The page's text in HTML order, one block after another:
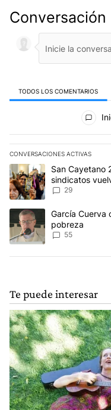
Conversación
TODOS LOS COMENTARIOS
Todos los
CONVERSACIONES ACTIVAS
Este listado muestra los
Un artículo de tendencia
San Cayetano
sindicatos
reclamos al
29
Un artículo de tendencia
García Cuerva
pobreza
55